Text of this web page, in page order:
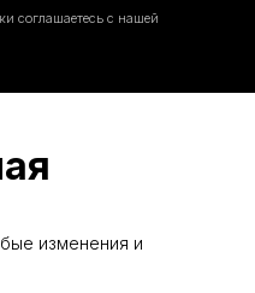
соглашаетесь с нашей
изменения и